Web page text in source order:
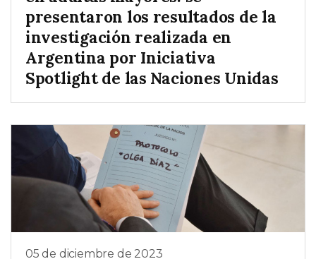
presentaron los resultados de la
investigación realizada en
Argentina por Iniciativa
Spotlight de las Naciones Unidas
05 de diciembre de 2023